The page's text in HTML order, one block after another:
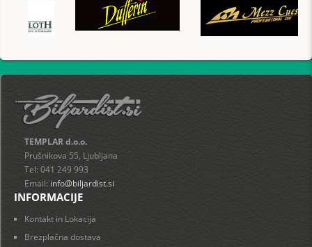
TEMPLAR d.o.o.
Prušnikova 55, Ljubljana
Tel: 041 249 993
Email: info@biljardist.si
INFORMACIJE
Kontakt in Lokacija
Brezplačna dostava